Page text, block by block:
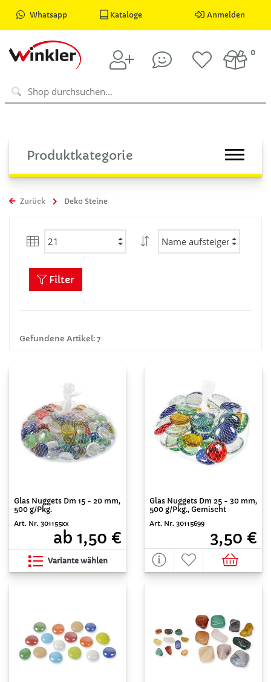
Whatsapp Kataloge Anmelden
0
Produktkategorie
Zurück Deko Steine
Gefundene Artikel: 7
Filter
Glas Nuggets Dm 15 - 20 mm,
500 g/Pkg.
Art. Nr. 301155xx
ab 1,50 €
Variante wählen
Glas Nuggets Dm 25 - 30 mm,
500 g/Pkg., Gemischt
Art. Nr. 30115699
3,50 €